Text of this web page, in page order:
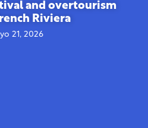
and overtourism
Riviera
21, 2026